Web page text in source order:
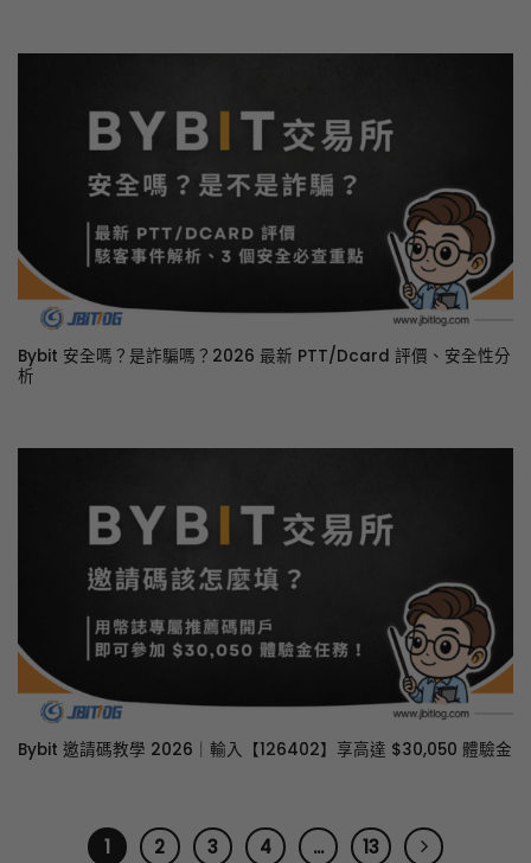
Bybit 安全嗎？是詐騙嗎？2026 最新 PTT/Dcard 評價、安全性分
析
Bybit 邀請碼教學 2026｜輸入【126402】享高達 $30,050 體驗金
1 2 3 4 ... 13